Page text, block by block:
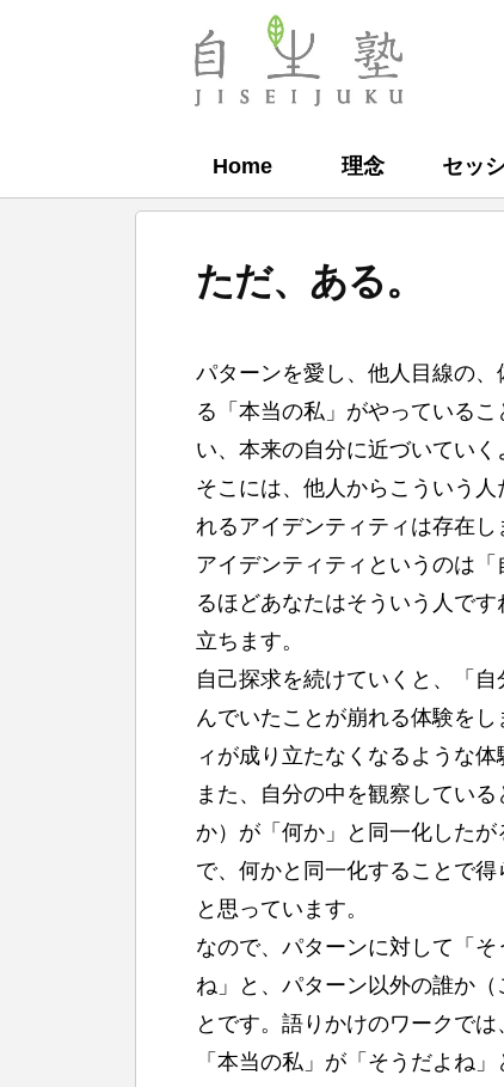
自
Home 理念 セッ
ただ、ある。
自
生
塾
パターンを愛し、他人目線の
る「本当の私」がやっている
い、本来の自分に近づいていく
そこには、他人からこういう
れるアイデンティティは存在し
アイデンティティというのは
るほどあなたはそういう人で
立ちます。
自己探求を続けていくと、「
んでいたことが崩れる体験を
ィが成り立たなくなるような体
また、自分の中を観察してい
か）が「何か」と同一化した
で、何かと同一化することで
と思っています。
なので、パターンに対して「
ね」と、パターン以外の誰か
とです。語りかけのワークで
「本当の私」が「そうだよね